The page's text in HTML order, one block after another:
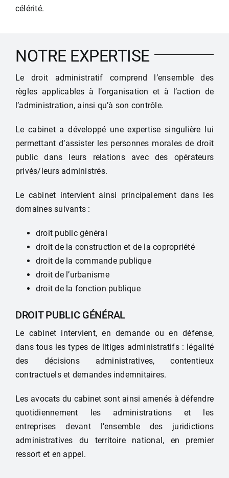
célérité.
NOTRE EXPERTISE
Le droit administratif comprend l’ensemble des
règles applicables à l’organisation et à l’action de
l’administration, ainsi qu’à son contrôle.
Le cabinet a développé une expertise singulière lui
permettant d’assister les personnes morales de droit
public dans leurs relations avec des opérateurs
privés/leurs administrés.
Le cabinet intervient ainsi principalement dans les
domaines suivants :
droit public général
droit de la construction et de la copropriété
droit de la commande publique
droit de l’urbanisme
droit de la fonction publique
DROIT PUBLIC GÉNÉRAL
Le cabinet intervient, en demande ou en défense,
dans tous les types de litiges administratifs : légalité
des décisions administratives, contentieux
contractuels et demandes indemnitaires.
Les avocats du cabinet sont ainsi amenés à défendre
quotidiennement les administrations et les
entreprises devant l’ensemble des juridictions
administratives du territoire national, en premier
ressort et en appel.